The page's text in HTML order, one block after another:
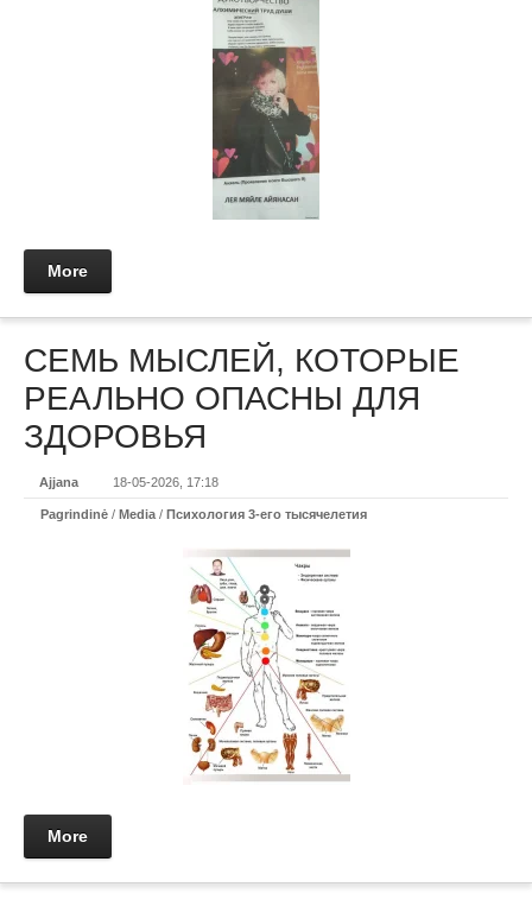
More
СЕМЬ МЫСЛЕЙ, КОТОРЫЕ
РЕАЛЬНО ОПАСНЫ ДЛЯ
ЗДОРОВЬЯ
Ajjana 18-05-2026, 17:18
Pagrindinė / Media / Психология 3-его тысячелетия
More